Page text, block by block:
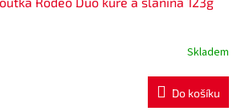
Skladem
Do košíku